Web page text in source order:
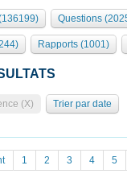
et autres organes
l'Assemblée
des Présidents
chiffres clés
référence
de l'Assemblée
du palais Bourbon
séance
Questions
Rapports (1001)
(X) Trier par date
1 2 3 4 5